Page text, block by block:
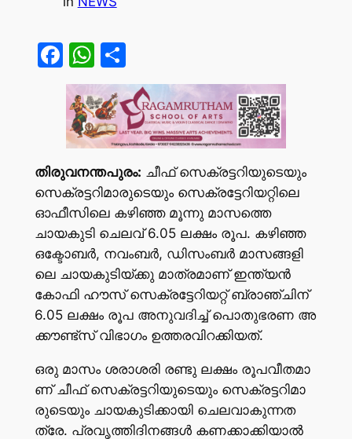
Facebook
WhatsApp
Share
തി​രു​വ​ന​ന്ത​പു​രം: ചീഫ് സെക്രട്ടറിയുടെയും
സെക്രട്ടറിമാരുടെയും സെക്രട്ടേറിയറ്റിലെ
ഓഫീസിലെ കഴിഞ്ഞ മൂന്നു മാസത്തെ
ചായകുടി ചെലവ് 6.05 ലക്ഷം രൂപ. ക​ഴി​ഞ്ഞ
ഒ​ക്ടോ​ബ​ർ, ന​വം​ബ​ർ, ഡി​സം​ബ​ർ മാ​സ​ങ്ങ​ളി​
ലെ ചാ​യ​കു​ടി​യ്ക്കു മാ​ത്ര​മാ​ണ് ഇ​ന്ത്യ​ൻ
കോ​ഫി ഹൗ​സ് സെ​ക്ര​ട്ടേ​റി​യ​റ്റ് ബ്രാ​ഞ്ചി​ന്
6.05 ല​ക്ഷം രൂ​പ അ​നു​വ​ദി​ച്ച് പൊ​തു​ഭ​ര​ണ അ​
ക്കൗ​ണ്ട്സ് വി​ഭാ​ഗം ഉ​ത്ത​ര​വി​റ​ക്കി​യ​ത്.
ഒ​രു മാ​സം ശ​രാ​ശ​രി ര​ണ്ടു ല​ക്ഷം രൂ​പ​വീ​ത​മാ​
ണ് ചീ​ഫ് സെ​ക്ര​ട്ട​റി​യു​ടെ​യും സെ​ക്ര​ട്ട​റി​മാ​
രു​ടെ​യും ചാ​യ​കു​ടി​ക്കാ​യി ചെ​ല​വാ​കു​ന്ന​ത​
ത്രേ. പ്ര​വൃ​ത്തി​ദി​ന​ങ്ങ​ൾ ക​ണ​ക്കാ​ക്കി​യാ​ൽ